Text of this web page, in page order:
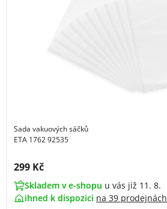
Sada vakuových sáčků
ETA 1762 92535
Cena s DPH:
299 Kč
Skladem v e-shopu u vás již 11. 8.
ihned k dispozici na 39 prodejnách